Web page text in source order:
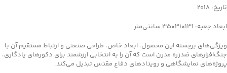
تاریخ: 2018
ابعاد جعبه: 131×31×35 سانتی‌متر
ویژگی‌های برجسته این محصول، ابعاد خاص، طراحی صنعتی و ارتباط مستقیم آن با
جنگ‌افزارهای ضدزره مدرن است که آن را به انتخابی ارزشمند برای دکورهای یادگاری،
پروژه‌های نمایشگاهی و رویدادهای دفاع مقدس تبدیل می‌کند.